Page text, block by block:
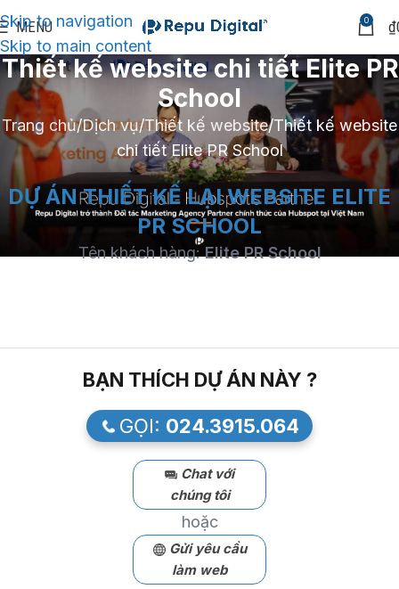
Skip to navigation
Skip to main content
MENU 0 ₫
Thiết kế website chi tiết Elite PR
School
Trang chủ Dịch vụ Thiết kế website Thiết kế website
chi tiết Elite PR School
DỰ ÁN THIẾT KẾ LẠI WEBSITE ELITE
PR SCHOOL
Tên khách hàng:Elite PR School
BẠN THÍCH DỰ ÁN NÀY ?
GỌI: 024.3915.064
Chat với
chúng tôi
hoặc
Gửi yêu cầu
làm web